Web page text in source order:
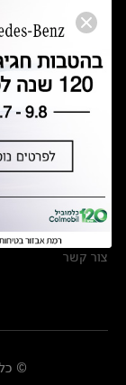
הודעה על הטבות
תקנון ימי מכירות 120 לכלמוביל
מצאו אותנו
אולמות תצוגה
מרכזי שירות
צור קשר
© כל